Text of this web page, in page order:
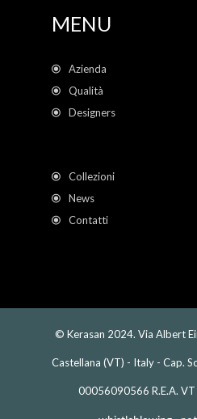
MENU
Azienda
Qualità
Designers
Collezioni
News
Contatti
© Kerasan 2024. Via Albert
Castellana (VT) - Italy - Cap.
00056090566 R.E.A.